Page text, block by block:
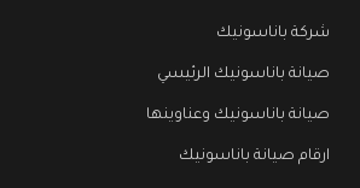
شركة باناسونيك
صيانة باناسونيك الرئيسي
صيانة باناسونيك وعناوينها
ارقام صيانة باناسونيك